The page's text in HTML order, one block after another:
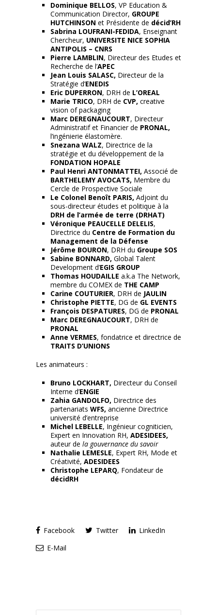
Dominique BELLOS, VP Education &
Communication Director, GROUPE
HUTCHINSON et Présidente de décid’RH
Sabrina LOUFRANI-FEDIDA, Enseignant
Chercheur, UNIVERSITE NICE SOPHIA
ANTIPOLIS – CNRS
Pierre LAMBLIN, Directeur des Etudes et
Recherche de l’APEC
Jean Louis SALASC, Directeur de la
Stratégie d’ENEDIS
Eric DUPERRON, DRH de L’OREAL
Marie TRICO, DRH de CVP, creative
vision of packaging
Marc DEREGNAUCOURT, Directeur
Administratif et Financier de PRONAL,
l’ingénierie élastomère.
Snezana WALZ, Directrice de la
stratégie et du développement de la
FONDATION HOPALE
Paul Henri ANTONMATTEI, Associé de
BARTHELEMY AVOCATS, Membre du
Cercle de Prospective Sociale
Le Colonel Benoît PARIS, Adjoint du
sous-directeur études et politique à la
DRH de l’armée de terre (DRHAT)
Véronique PEAUCELLE DELELIS,
Directrice du Centre de Formation du
Management de la Défense
Jérôme BOURON, DRH du Groupe SOS
Sabine BONNARD, Global Talent
Development d’EGIS GROUP
Thomas HOUDAILLE a.k.a The Network,
membre du COMEX de THE CAMP
Carine COUTURIER, DRH de JAULIN
Christophe PIETTE, DG de GL EVENTS
François DESPATURES, DG de PRONAL
Marc DEREGNAUCOURT, DRH de
PRONAL
Anne VERMES, fondatrice et directrice de
TRAITS D’UNIONS
Les animateurs :
Bruno LOCKHART, Directeur du Conseil
Interne d’ENGIE
Zahia GANDOLFO, Directrice des
partenariats WFS, ancienne Directrice
université d’entreprise
Michel LEBELLE, Ingénieur cogniticien,
Expert en Innovation RH, ADESIDEES,
auteur de la gouvernance du savoir
Nathalie LEMESLE, Expert RH, Mode et
Créativité, ADESIDEES
Christophe LEPARQ, Fondateur de
décidRH
Facebook Twitter
LinkedIn
E-Mail